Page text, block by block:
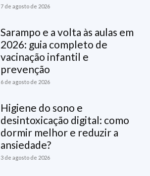
7 de agosto de 2026
Sarampo e a volta às aulas em
2026: guia completo de
vacinação infantil e
prevenção
6 de agosto de 2026
Higiene do sono e
desintoxicação digital: como
dormir melhor e reduzir a
ansiedade?
3 de agosto de 2026